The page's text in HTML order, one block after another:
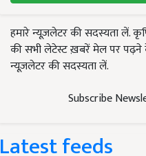
हमारे न्यूज़लेटर की सदस्यता लें.
की सभी लेटेस्ट ख़बरें मेल पर पढ़ने
न्यूज़लेटर की सदस्यता लें.
Subscribe
Latest feeds